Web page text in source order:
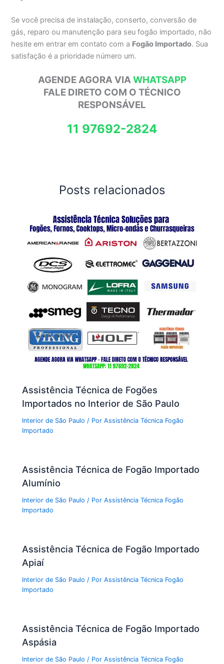
Se você precisa de instalação, conserto, conversão de
gás, reparo ou manutenção para seu fogão importado, não
hesite em entrar em contato com a Fogão Importado. Sua
satisfação é a prioridade número um.
AGENDE AGORA VIAWHATSAPP
FALE DIRETO COM O TÉCNICO
RESPONSÁVEL
11 97692-2824
Posts relacionados
Assistência Técnica de Fogões
Importados no Interior de São Paulo
Interior de São Paulo / PorAssistência Técnica Fogão
Importado
Assistência Técnica de Fogão Importado
Alumínio
Interior de São Paulo / PorAssistência Técnica Fogão
Importado
Assistência Técnica de Fogão Importado
Apiaí
Interior de São Paulo / PorAssistência Técnica Fogão
Importado
Assistência Técnica de Fogão Importado
Aspásia
Interior de São Paulo / PorAssistência Técnica Fogão